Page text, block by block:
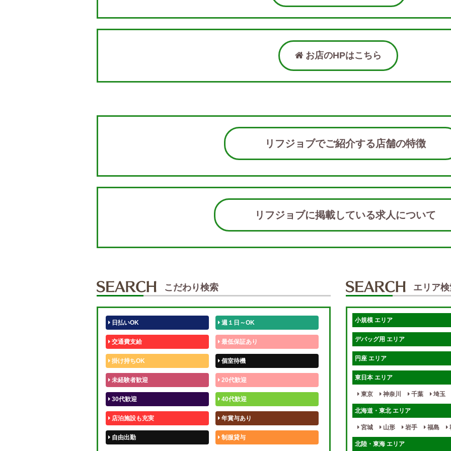
お店のHPはこちら
リフジョブでご紹介する店舗の特徴
リフジョブに掲載している求人につい
こだわり検索
日払いOK 週１日～OK
交通費支給 最低保証あり
掛け持ちOK 個室待機
未経験者歓迎 20代歓迎
30代歓迎 40代歓迎
店泊施設も充実 年賞与あり
自由出勤 制服貸与
エリア
小規模 エリア
デバッグ用 エリア
円座 エリア
東日本 エリア
東京 神奈川 千葉 埼玉
北海道・東北 エリア
宮城 山形 岩手 福島
北陸・東海 エリア